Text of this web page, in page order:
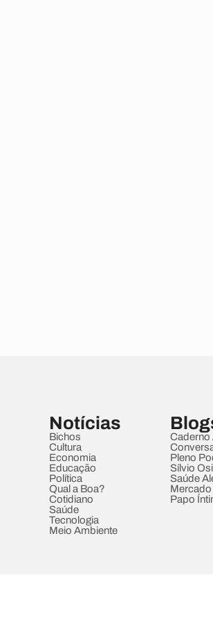
Notícias
Bichos
Cultura
Economia
Educação
Política
Qual a Boa?
Cotidiano
Saúde
Tecnologia
Meio Ambiente
Caderno
Pleno
Sílvio
Saúde
Papo